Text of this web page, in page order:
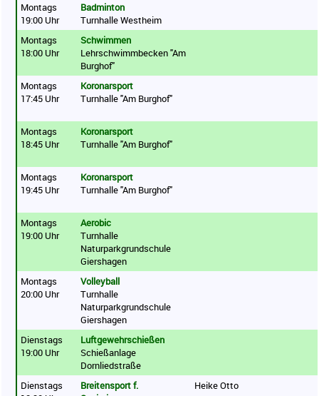
Montags
19:00 Uhr
Badminton
Turnhalle Westheim
Montags
18:00 Uhr
Schwimmen
Lehrschwimmbecken "Am
Burghof"
Montags
17:45 Uhr
Koronarsport
Turnhalle "Am Burghof"
Montags
18:45 Uhr
Koronarsport
Turnhalle "Am Burghof"
Montags
19:45 Uhr
Koronarsport
Turnhalle "Am Burghof"
Montags
19:00 Uhr
Aerobic
Turnhalle
Naturparkgrundschule
Giershagen
Montags
20:00 Uhr
Volleyball
Turnhalle
Naturparkgrundschule
Giershagen
Dienstags
19:00 Uhr
Luftgewehrschießen
Schießanlage
Dornliedstraße
Dienstags
Breitensport f.
Heike Otto